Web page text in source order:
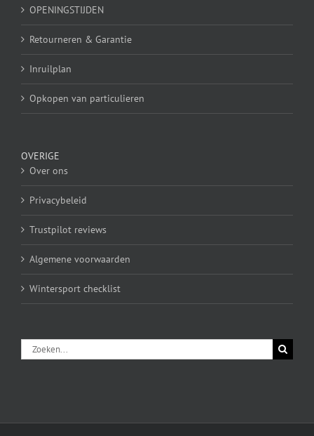
OPENINGSTIJDEN
Retourneren & Garantie
Inruilplan
Opkopen van particulieren
OVERIGE
Over ons
Privacybeleid
Trustpilot reviews
Algemene voorwaarden
Wintersport checklist
Zoeken
naar: